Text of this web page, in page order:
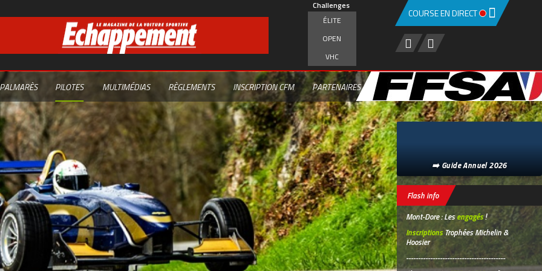
Challenges
ÉLITE
OPEN
VHC
PALMARÈS PILOTES MULTIMÉDIAS RÈGLEMENTS INSCRIPTION CFM PARTENAIRES
COURSE EN DIRECT
➡️ Guide Annuel 2026
Flash info
Mont-Dore : Lesengagés!
InscriptionsTrophées Michelin &
Hoosier
-----------------------------------------